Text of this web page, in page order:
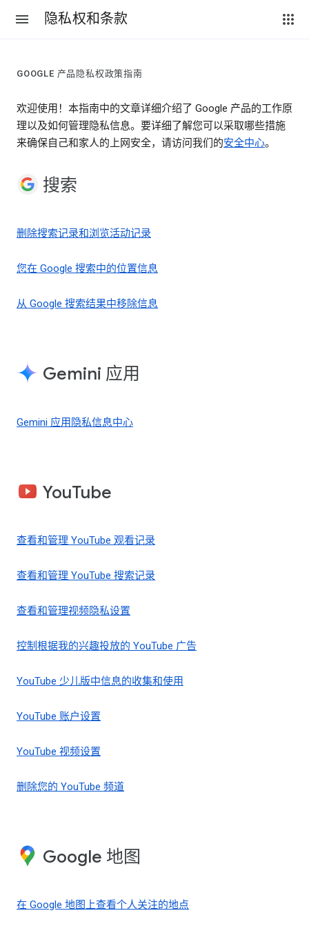
隐私权和条款
GOOGLE 产品隐私权政策指南
欢迎使用！本指南中的文章详细介绍了 Google 产品的工作原
理以及如何管理隐私信息。要详细了解您可以采取哪些措施
来确保自己和家人的上网安全，请访问我们的安全中心。
搜索
删除搜索记录和浏览活动记录
您在 Google 搜索中的位置信息
从 Google 搜索结果中移除信息
Gemini 应用
Gemini 应用隐私信息中心
YouTube
查看和管理 YouTube 观看记录
查看和管理 YouTube 搜索记录
查看和管理视频隐私设置
控制根据我的兴趣投放的 YouTube 广告
YouTube 少儿版中信息的收集和使用
YouTube 账户设置
YouTube 视频设置
删除您的 YouTube 频道
Google 地图
在 Google 地图上查看个人关注的地点